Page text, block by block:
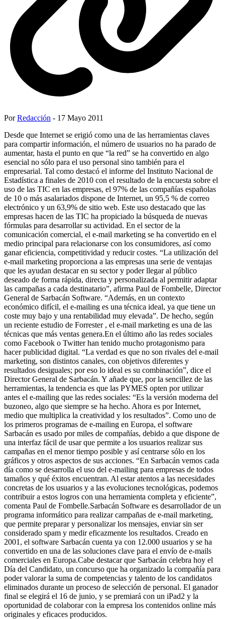
PorRedacción - 17 Mayo 2011
Desde que Internet se erigió como una de las herramientas claves
para compartir información, el número de usuarios no ha parado de
aumentar, hasta el punto en que “la red” se ha convertido en algo
esencial no sólo para el uso personal sino también para el
empresarial. Tal como destacó el informe del Instituto Nacional de
Estadística a finales de 2010 con el resultado de la encuesta sobre el
uso de las TIC en las empresas, el 97% de las compañías españolas
de 10 o más asalariados dispone de Internet, un 95,5 % de correo
electrónico y un 63,9% de sitio web. Este uso destacado que las
empresas hacen de las TIC ha propiciado la búsqueda de nuevas
fórmulas para desarrollar su actividad. En el sector de la
comunicación comercial, el e-mail marketing se ha convertido en el
medio principal para relacionarse con los consumidores, así como
ganar eficiencia, competitividad y reducir costes. “La utilización del
e-mail marketing proporciona a las empresas una serie de ventajas
que les ayudan destacar en su sector y poder llegar al público
deseado de forma rápida, directa y personalizada al permitir adaptar
las campañas a cada destinatario”, afirma Paul de Fombelle, Director
General de Sarbacán Software. “Además, en un contexto
económico difícil, el e-mailing es una técnica ideal, ya que tiene un
coste muy bajo y una rentabilidad muy elevada”. De hecho, según
un reciente estudio de Forrester , el e-mail marketing es una de las
técnicas que más ventas genera.En el último año las redes sociales
como Facebook o Twitter han tenido mucho protagonismo para
hacer publicidad digital. “La verdad es que no son rivales del e-mail
marketing, son distintos canales, con objetivos diferentes y
resultados desiguales; por eso lo ideal es su combinación”, dice el
Director General de Sarbacán. Y añade que, por la sencillez de las
herramientas, la tendencia es que las PYMES opten por utilizar
antes el e-mailing que las redes sociales: “Es la versión moderna del
buzoneo, algo que siempre se ha hecho. Ahora es por Internet,
medio que multiplica la creatividad y los resultados”. Como uno de
los primeros programas de e-mailing en Europa, el software
Sarbacán es usado por miles de compañías, debido a que dispone de
una interfaz fácil de usar que permite a los usuarios realizar sus
campañas en el menor tiempo posible y así centrarse sólo en los
gráficos y otros aspectos de sus acciones. “En Sarbacán vemos cada
día como se desarrolla el uso del e-mailing para empresas de todos
tamaños y qué éxitos encuentran. Al estar atentos a las necesidades
concretas de los usuarios y a las evoluciones tecnológicas, podemos
contribuir a estos logros con una herramienta completa y eficiente”,
comenta Paul de Fombelle.Sarbacán Software es desarrollador de un
programa informático para realizar campañas de e-mail marketing,
que permite preparar y personalizar los mensajes, enviar sin ser
considerado spam y medir eficazmente los resultados. Creado en
2001, el software Sarbacán cuenta ya con 12.000 usuarios y se ha
convertido en una de las soluciones clave para el envío de e-mails
comerciales en Europa.Cabe destacar que Sarbacán celebra hoy el
Día del Candidato, un concurso que ha organizado la compañía para
poder valorar la suma de competencias y talento de los candidatos
eliminados durante un proceso de selección de personal. El ganador
final se elegirá el 16 de junio, y se premiará con un iPad2 y la
oportunidad de colaborar con la empresa los contenidos online más
originales y eficaces producidos.